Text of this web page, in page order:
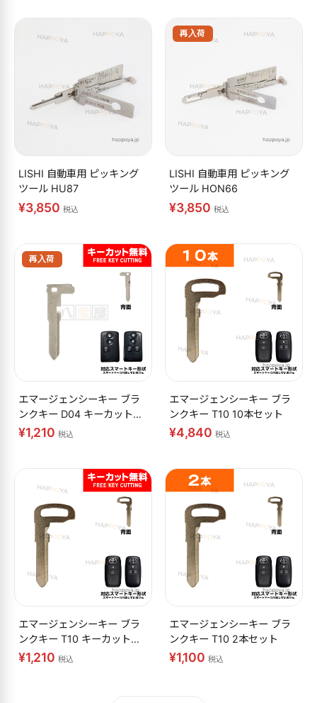
LISHI 自動車用 ピッキング
ツール HU87
¥3,850 税込
再入荷
LISHI 自動車用 ピッキング
ツール HON66
¥3,850 税込
再入荷
エマージェンシーキー ブラ
ンクキー D04 キーカット無
料
¥1,210 税込
エマージェンシーキー ブラ
ンクキー T10 10本セット
¥4,840 税込
エマージェンシーキー ブラ
ンクキー T10 キーカット無
料
¥1,210 税込
エマージェンシーキー ブラ
ンクキー T10 2本セット
¥1,100 税込